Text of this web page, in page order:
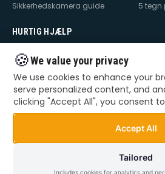
Sikkerhedskamera guide
5 tegn
HURTIG HJÆLP
Hjælp til internet
Hjælp til TV
Hjælp til router
WiFi
TV der ikke virker
Dårlig
Mesh WiFi opsætning
Videoovervågning – privat &
🍪We value your privacy
We use cookies to enhance your
serve personalized content, and
clicking "Accept All", you consent
Accept All
Tailored
Includes cookies for analytics and